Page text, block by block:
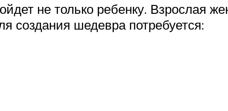
не только ребенку. Взрослая
создания шедевра потребуется: